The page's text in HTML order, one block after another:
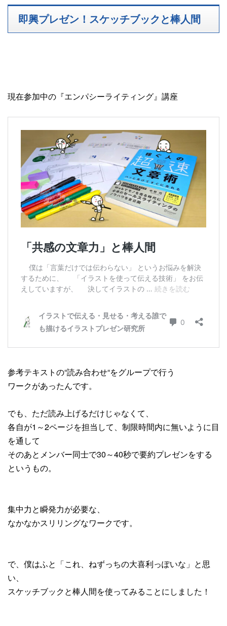
即興プレゼン！スケッチブックと棒人間
現在参加中の『エンパシーライティング』講座
参考テキストの“読み合わせ“をグループで行う
ワークがあったんです。
でも、ただ読み上げるだけじゃなくて、
各自が1～2ページを担当して、制限時間内に無いように目
を通して
そのあとメンバー同士で30～40秒で要約プレゼンをする
というもの。
集中力と瞬発力が必要な、
なかなかスリリングなワークです。
で、僕はふと「これ、ねずっちの大喜利っぽいな」と思
い、
スケッチブックと棒人間を使ってみることにしました！